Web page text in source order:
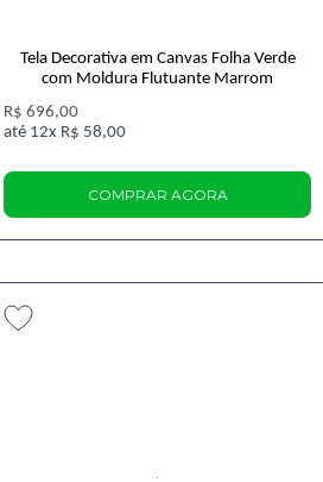
Tela Decorativa em Canvas Folha Verde
com Moldura Flutuante Marrom
R$ 696,00
12x R$ 58,00
COMPRAR AGORA